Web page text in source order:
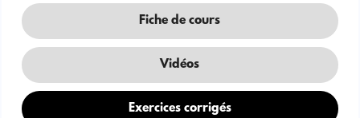
Fiche de cours
Vidéos
Exercices corrigés